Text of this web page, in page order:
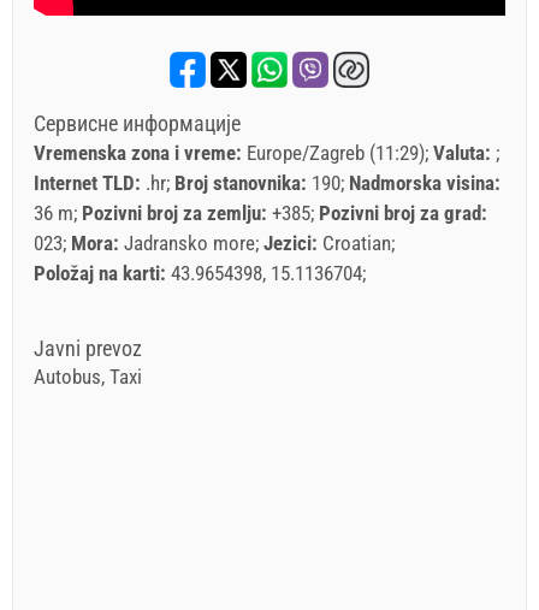
Сервисне информације
Vremenska zona i vreme: Europe/Zagreb (11:29) Valuta:
Internet TLD: .hr Broj stanovnika: 190 Nadmorska visina:
36 m Pozivni broj za zemlju: +385 Pozivni broj za grad:
023 Mora: Jadransko more Jezici: Croatian
Položaj na karti: 43.9654398, 15.1136704
Javni prevoz
Autobus, Taxi